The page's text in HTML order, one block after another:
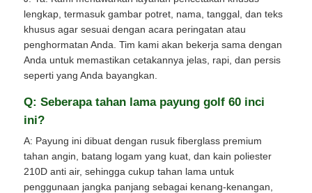
lengkap, termasuk gambar potret, nama, tanggal, dan teks
khusus agar sesuai dengan acara peringatan atau
penghormatan Anda. Tim kami akan bekerja sama dengan
Anda untuk memastikan cetakannya jelas, rapi, dan persis
seperti yang Anda bayangkan.
Q: Seberapa tahan lama payung golf 60 inci
ini?
A: Payung ini dibuat dengan rusuk fiberglass premium
tahan angin, batang logam yang kuat, dan kain poliester
210D anti air, sehingga cukup tahan lama untuk
penggunaan jangka panjang sebagai kenang-kenangan,